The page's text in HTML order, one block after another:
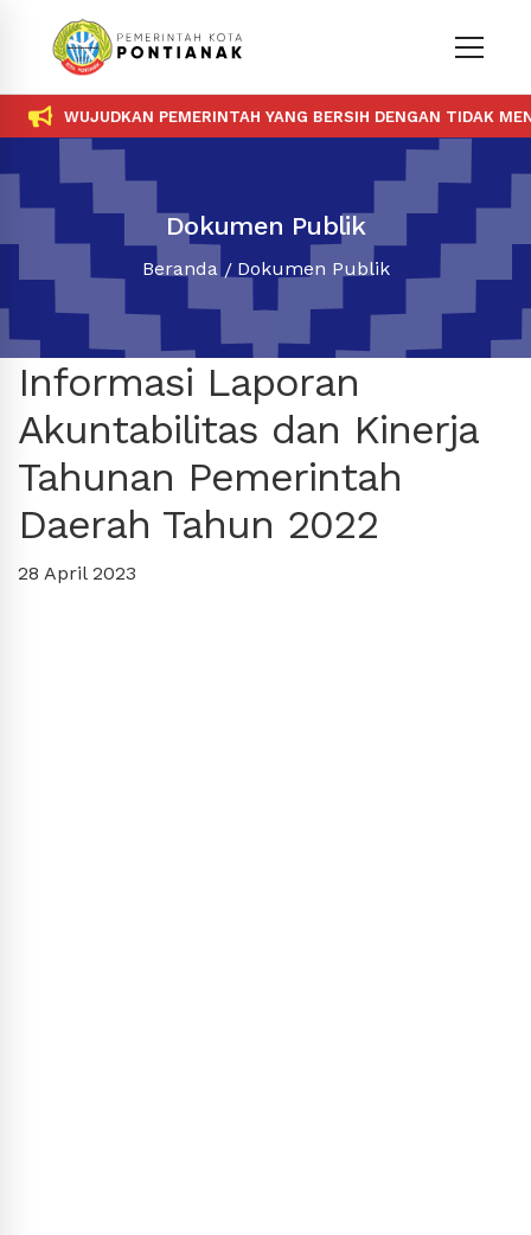
WUJUDKAN PEMERINTAH YANG BERSIH DENGAN TIDAK
Dokumen Publik
Beranda Dokumen Publik
Informasi Laporan
Akuntabilitas dan Kinerja
Tahunan Pemerintah
Daerah Tahun 2022
28 April 2023